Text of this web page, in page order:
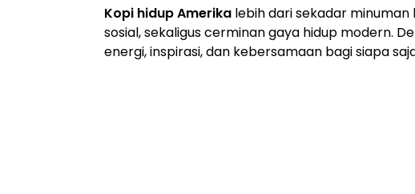
Kopi hidup Amerika lebih dari sekadar
sosial, sekaligus cerminan gaya hidup modern.
energi, inspirasi, dan kebersamaan bagi siapa